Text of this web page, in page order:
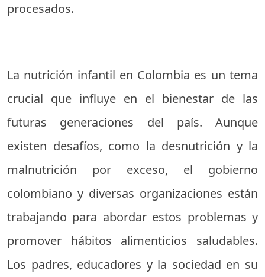
procesados.
La nutrición infantil en Colombia es un tema
crucial que influye en el bienestar de las
futuras generaciones del país. Aunque
existen desafíos, como la desnutrición y la
malnutrición por exceso, el gobierno
colombiano y diversas organizaciones están
trabajando para abordar estos problemas y
promover hábitos alimenticios saludables.
Los padres, educadores y la sociedad en su